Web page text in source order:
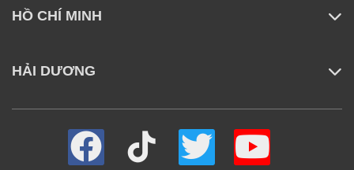
Đặc biệt, hệ thống RetractSense này được thừa
nghệ LiDAR thu gọn hiện nay, vốn dễ gặp lỗi lập bản
đồ và điều hướng khi hoạt động dưới nội thất thấp.
HỒ CHÍ MINH
HẢI DƯƠNG